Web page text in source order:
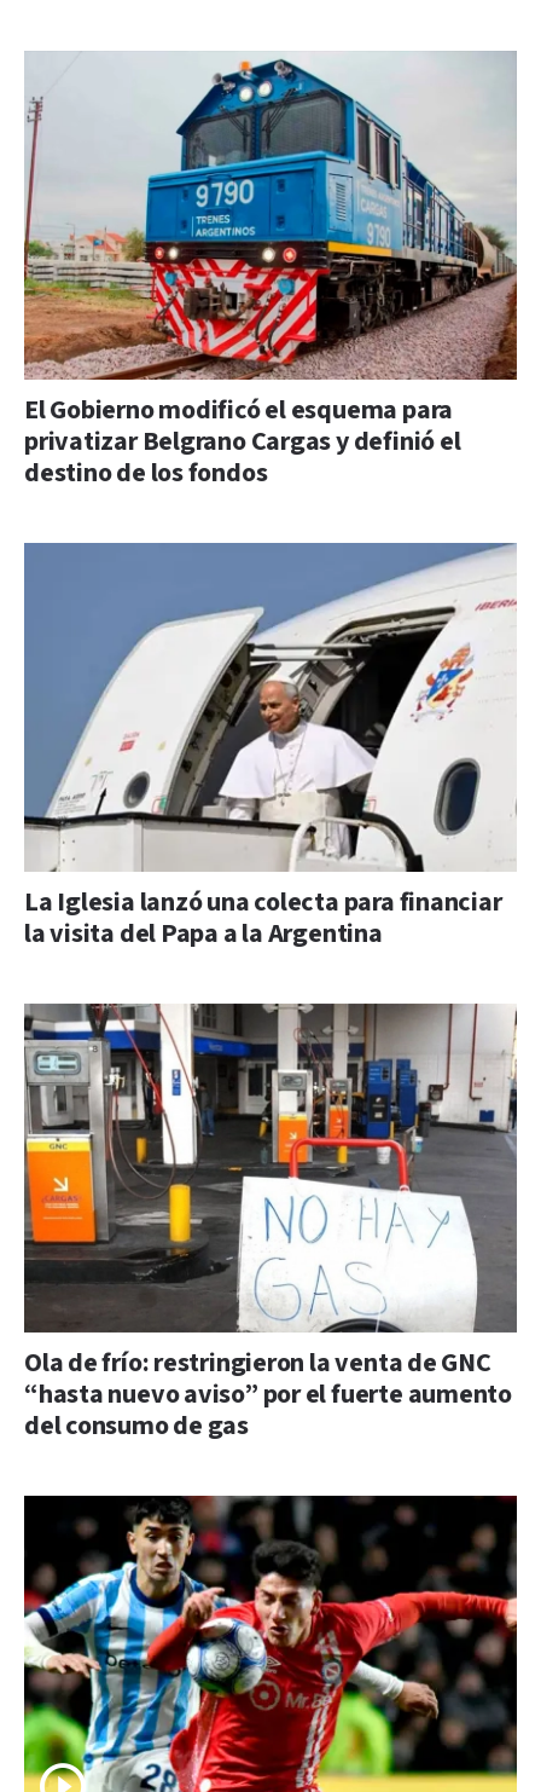
El Gobierno modificó el esquema para
privatizar Belgrano Cargas y definió el
destino de los fondos
La Iglesia lanzó una colecta para financiar
la visita del Papa a la Argentina
Ola de frío: restringieron la venta de GNC
“hasta nuevo aviso” por el fuerte aumento
del consumo de gas